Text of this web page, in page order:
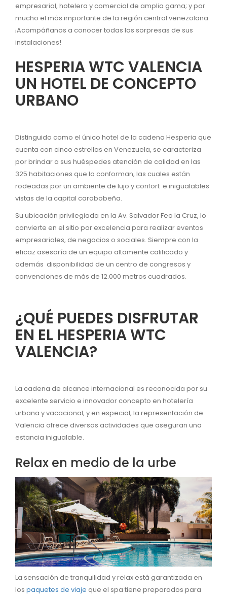
empresarial, hotelera y comercial de amplia gama; y por
mucho el más importante de la región central venezolana.
¡Acompáñanos a conocer todas las sorpresas de sus
instalaciones!
HESPERIA WTC VALENCIA
UN HOTEL DE CONCEPTO
URBANO
Distinguido como el único hotel de la cadena Hesperia que
cuenta con cinco estrellas en Venezuela, se caracteriza
por brindar a sus huéspedes atención de calidad en las
325 habitaciones que lo conforman, las cuales están
rodeadas por un ambiente de lujo y confort e inigualables
vistas de la capital carabobeña.
Su ubicación privilegiada en la Av. Salvador Feo la Cruz, lo
convierte en el sitio por excelencia para realizar eventos
empresariales, de negocios o sociales. Siempre con la
eficaz asesoría de un equipo altamente calificado y
además disponibilidad de un centro de congresos y
convenciones de más de 12.000 metros cuadrados.
¿QUÉ PUEDES DISFRUTAR
EN EL HESPERIA WTC
VALENCIA?
La cadena de alcance internacional es reconocida por su
excelente servicio e innovador concepto en hotelería
urbana y vacacional, y en especial, la representación de
Valencia ofrece diversas actividades que aseguran una
estancia inigualable.
Relax en medio de la urbe
La sensación de tranquilidad y relax está garantizada en
los paquetes de viaje que el spa tiene preparados para